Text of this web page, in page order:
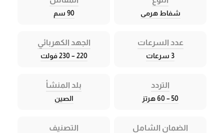
شفاط هرمى 90 سم
عدد السرعات
3 سرعات
الجهد الكهربائي
220 – 230 فولت
التردد
50 – 60 هرتز
بلد المنشأ
الصين
الضمان الشامل التصنيف